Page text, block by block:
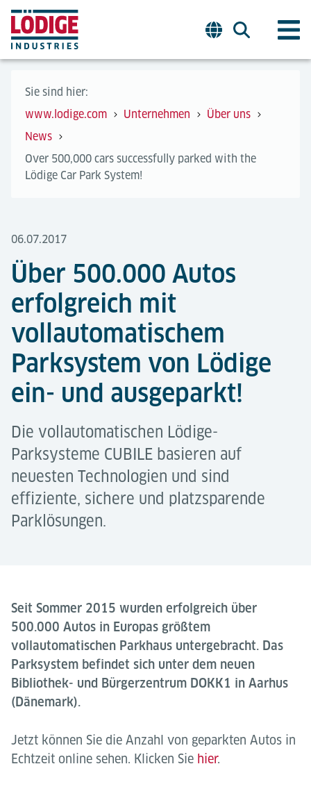
Sie sind hier:
www.lodige.com
Unternehmen
Über uns
News
Over 500,000 cars successfully parked with the
Lödige Car Park System!
06.07.2017
Über 500.000 Autos
erfolgreich mit
vollautomatischem
Parksystem von Lödige
ein- und ausgeparkt!
Die vollautomatischen Lödige-
Parksysteme CUBILE basieren auf
neuesten Technologien und sind
effiziente, sichere und platzsparende
Parklösungen.
Seit Sommer 2015 wurden erfolgreich über
500.000 Autos in Europas größtem
vollautomatischen Parkhaus untergebracht. Das
Parksystem befindet sich unter dem neuen
Bibliothek- und Bürgerzentrum DOKK1 in Aarhus
(Dänemark).
Jetzt können Sie die Anzahl von geparkten Autos in
Echtzeit online sehen. Klicken Sie hier.